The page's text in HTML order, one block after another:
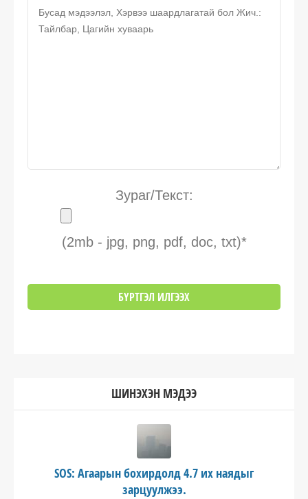
Зураг/Текст:
(2mb - jpg, png, pdf, doc, txt)*
ШИНЭХЭН МЭДЭЭ
SOS: Агаарын бохирдолд 4.7 их наядыг
зарцуулжээ.